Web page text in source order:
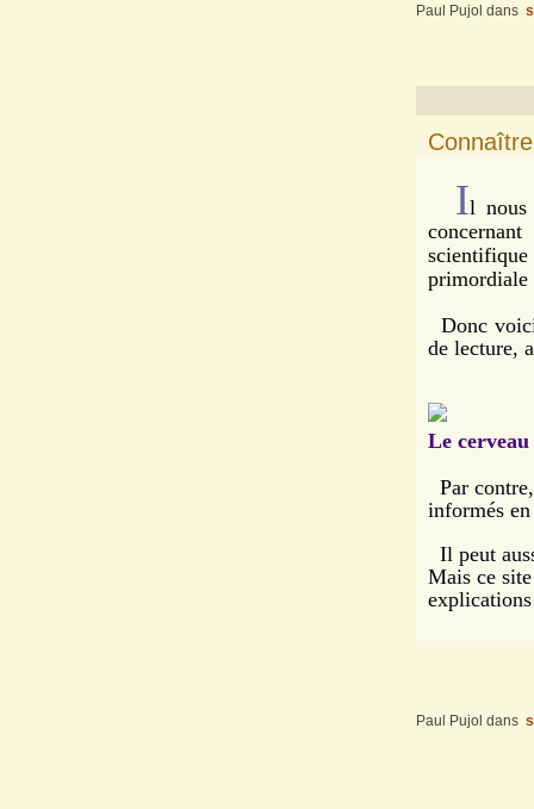
Paul Pujol dans
Il nous
scientifique
primordiale
Donc
de lecture,
Le
Par
informés
Il peut
Mais ce
Paul Pujol dans